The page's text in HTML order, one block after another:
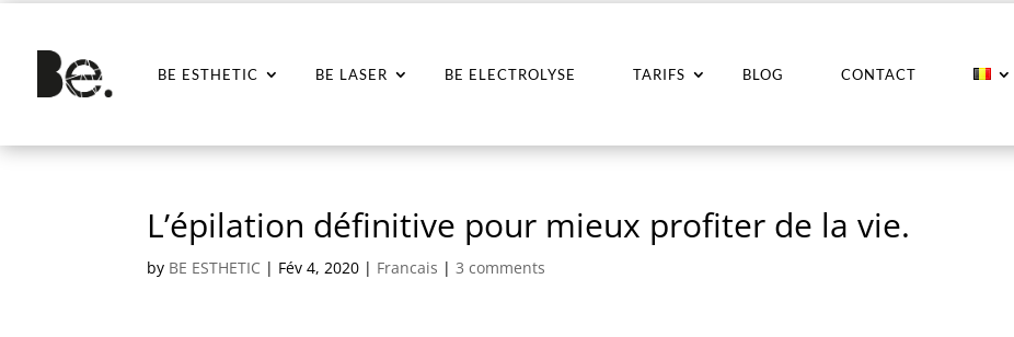
BE ESTHETIC BE LASER BE ELECTROLYSE TARIFS BLOG CONTACT
L’épilation définitive pour mieux profiter de la vie.
by BE ESTHETIC | Fév 4, 2020 | Francais |3 comments